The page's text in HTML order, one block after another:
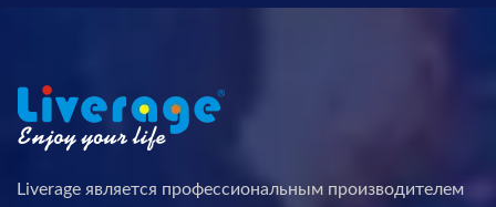
Liverage является профессиональным производителем